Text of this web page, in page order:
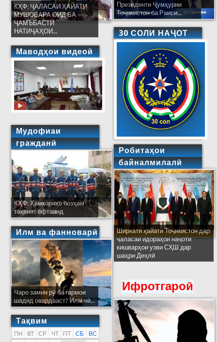
КҲФ: ҶАЛАСАИ ҲАЙАТИ
МУШОВАРА ОИД БА
ҶАМЪБАСТИ
НАТИҶАҲОИ...
Маводҳои видеоӣ
Мудофиаи
гражданӣ
КҲФ: Ҳамкориҳо бозҳам
тақвият ёфтаанд
Илм ва фанноварӣ
Чаро замин рӯ ба гармои
шадид овардааст? Илм чӣ...
Тақвим
ПН ВТ СР ЧТ ПТ СБ
ВС
Президенти Ҷумҳурии
Тоҷикистон ба Раиси...
30 СОЛИ НАҶОТ
Робитаҳои
байналмилалӣ
Ширкати ҳайати Тоҷикистон дар
ҷаласаи идораҳои наҷоти
кишварҳои узви СҲШ дар
шаҳри Деҳлӣ
Ифротгароӣ